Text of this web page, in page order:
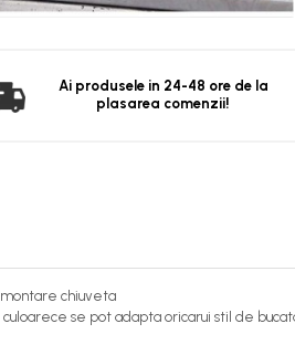
Ai produsele in 24-48 ore de la
plasarea comenzii!
chiuveta
se pot adapta oricarui stil de